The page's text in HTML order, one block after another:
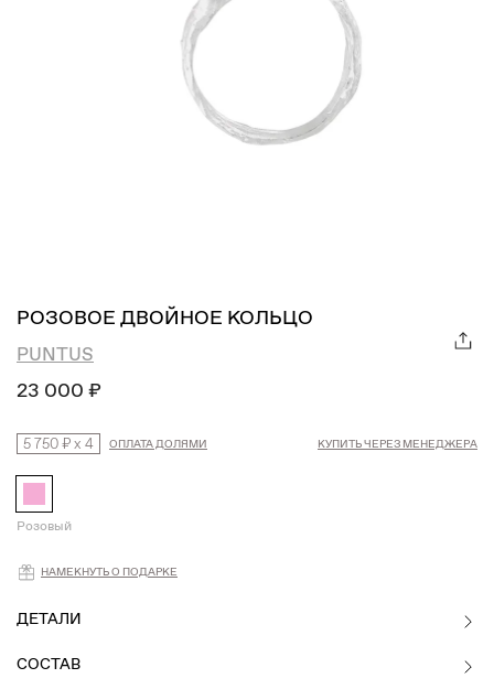
РОЗОВОЕ ДВОЙНОЕ КОЛЬЦО
PUNTUS
23 000 ₽
5 750 ₽x 4 ОПЛАТА ДОЛЯМИ КУПИТЬ ЧЕРЕЗ МЕНЕДЖЕРА
Розовый
Намекнуть о подарке
НАМЕКНУТЬ О ПОДАРКЕ
ДЕТАЛИ
СОСТАВ